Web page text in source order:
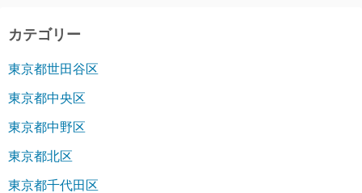
カテゴリー
東京都世田谷区
東京都中央区
東京都中野区
東京都北区
東京都千代田区